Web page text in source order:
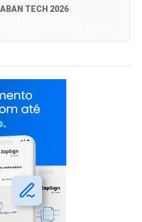
TECH 2026